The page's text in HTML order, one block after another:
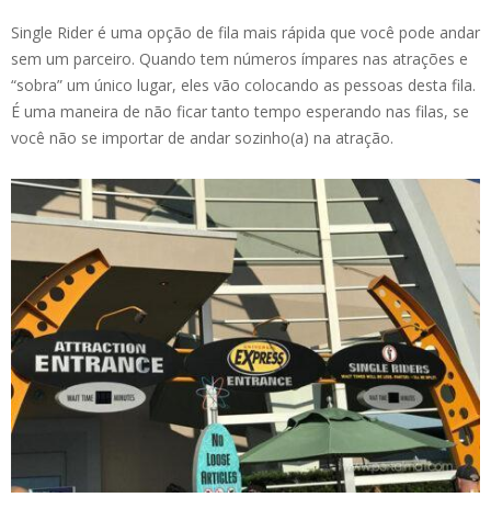
Single Rider é uma opção de fila mais rápida que você pode andar
sem um parceiro. Quando tem números ímpares nas atrações e
“sobra” um único lugar, eles vão colocando as pessoas desta fila.
É uma maneira de não ficar tanto tempo esperando nas filas, se
você não se importar de andar sozinho(a) na atração.